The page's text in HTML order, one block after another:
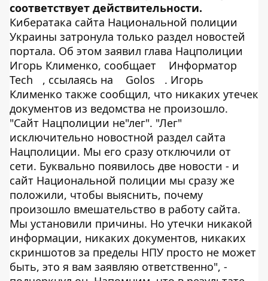
соответствует действительности.
Кибератака сайта Национальной полиции
Украины затронула только раздел новостей
портала. Об этом заявил глава Нацполиции
Игорь Клименко, сообщает
Информатор
Tech
, ссылаясь на Golos
. Игорь
Клименко также сообщил, что никаких утечек
документов из ведомства не произошло.
"Сайт Нацполиции не"лег". "Лег"
исключительно новостной раздел сайта
Нацполиции. Мы его сразу отключили от
сети. Буквально появилось две новости - и
сайт Национальной полиции мы сразу же
положили, чтобы выяснить, почему
произошло вмешательство в работу сайта.
Мы установили причины. Но утечки никакой
информации, никаких документов, никаких
скриншотов за пределы НПУ просто не может
быть, это я вам заявляю ответственно", -